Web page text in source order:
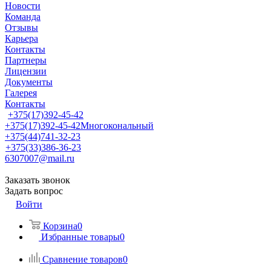
Новости
Команда
Отзывы
Карьера
Контакты
Партнеры
Лицензии
Документы
Галерея
Контакты
+375(17)392-45-42
+375(17)392-45-42Многокональный
+375(44)741-32-23
+375(33)386-36-23
6307007@mail.ru
Заказать звонок
Задать вопрос
Войти
Корзина0
Избранные товары0
Сравнение товаров0